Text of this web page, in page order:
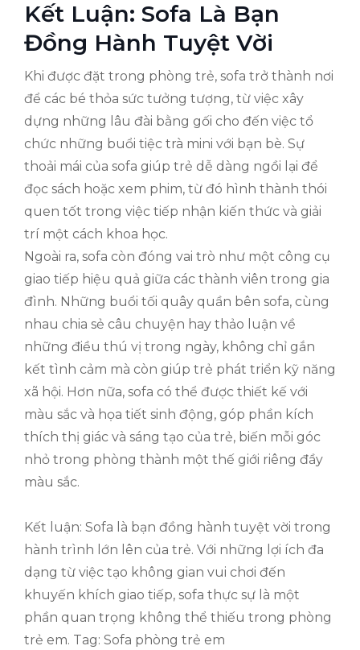
Kết Luận: Sofa Là Bạn
Đồng Hành Tuyệt Vời
Khi được đặt trong phòng trẻ, sofa trở thành nơi
để các bé thỏa sức tưởng tượng, từ việc xây
dựng những lâu đài bằng gối cho đến việc tổ
chức những buổi tiệc trà mini với bạn bè. Sự
thoải mái của sofa giúp trẻ dễ dàng ngồi lại để
đọc sách hoặc xem phim, từ đó hình thành thói
quen tốt trong việc tiếp nhận kiến thức và giải
trí một cách khoa học.
Ngoài ra, sofa còn đóng vai trò như một công cụ
giao tiếp hiệu quả giữa các thành viên trong gia
đình. Những buổi tối quây quần bên sofa, cùng
nhau chia sẻ câu chuyện hay thảo luận về
những điều thú vị trong ngày, không chỉ gắn
kết tình cảm mà còn giúp trẻ phát triển kỹ năng
xã hội. Hơn nữa, sofa có thể được thiết kế với
màu sắc và họa tiết sinh động, góp phần kích
thích thị giác và sáng tạo của trẻ, biến mỗi góc
nhỏ trong phòng thành một thế giới riêng đầy
màu sắc.
Kết luận: Sofa là bạn đồng hành tuyệt vời trong
hành trình lớn lên của trẻ. Với những lợi ích đa
dạng từ việc tạo không gian vui chơi đến
khuyến khích giao tiếp, sofa thực sự là một
phần quan trọng không thể thiếu trong phòng
trẻ em. Tag: Sofa phòng trẻ em